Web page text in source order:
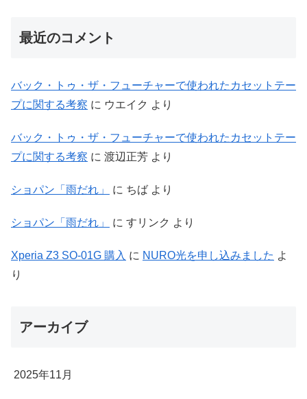
最近のコメント
バック・トゥ・ザ・フューチャーで使われたカセットテー
プに関する考察 に ウエイク より
バック・トゥ・ザ・フューチャーで使われたカセットテー
プに関する考察 に 渡辺正芳 より
ショパン「雨だれ」 に ちば より
ショパン「雨だれ」 に すリンク より
Xperia Z3 SO-01G 購入 に NURO光を申し込みました よ
り
アーカイブ
2025年11月